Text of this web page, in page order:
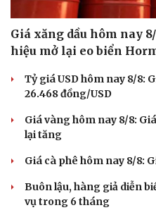
Giá xăng dầu hôm nay
hiệu mở lại eo biển
Tỷ giá USD hôm nay 8/8:
26.468 đồng/USD
Giá vàng hôm nay 8/8:
lại tăng
Giá cà phê hôm nay 8/8:
Buôn lậu, hàng giả diễn
vụ trong 6 tháng